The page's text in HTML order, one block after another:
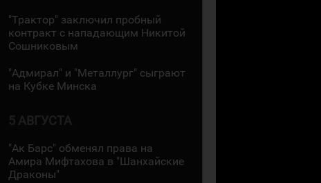
"Трактор" заключил пробный
контракт с нападающим Никитой
Сошниковым
"Адмирал" и "Металлург" сыграют
на Кубке Минска
5 АВГУСТА
"Ак Барс" обменял права на
Амира Мифтахова в "Шанхайские
Драконы"